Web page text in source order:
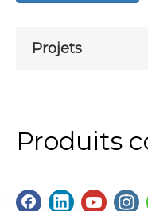
Projets
Produits